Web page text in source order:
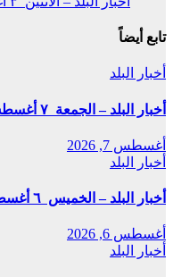
تابع أيضاً
أخبار البلد
أخبار البلد – الجمعة ٧ أغسطس ٢٠٢٦م
أغسطس 7, 2026
أخبار البلد
أخبار البلد – الخميس ٦ أغسطس ٢٠٢٦م
أغسطس 6, 2026
أخبار البلد